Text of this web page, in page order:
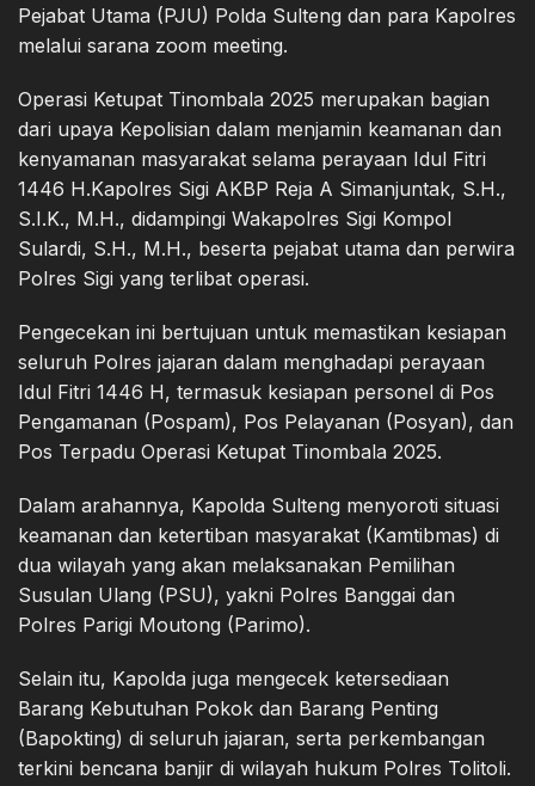
Pejabat Utama (PJU) Polda Sulteng dan para Kapolres
melalui sarana zoom meeting.
Operasi Ketupat Tinombala 2025 merupakan bagian
dari upaya Kepolisian dalam menjamin keamanan dan
kenyamanan masyarakat selama perayaan Idul Fitri
1446 H.Kapolres Sigi AKBP Reja A Simanjuntak, S.H.,
S.I.K., M.H., didampingi Wakapolres Sigi Kompol
Sulardi, S.H., M.H., beserta pejabat utama dan perwira
Polres Sigi yang terlibat operasi.
Pengecekan ini bertujuan untuk memastikan kesiapan
seluruh Polres jajaran dalam menghadapi perayaan
Idul Fitri 1446 H, termasuk kesiapan personel di Pos
Pengamanan (Pospam), Pos Pelayanan (Posyan), dan
Pos Terpadu Operasi Ketupat Tinombala 2025.
Dalam arahannya, Kapolda Sulteng menyoroti situasi
keamanan dan ketertiban masyarakat (Kamtibmas) di
dua wilayah yang akan melaksanakan Pemilihan
Susulan Ulang (PSU), yakni Polres Banggai dan
Polres Parigi Moutong (Parimo).
Selain itu, Kapolda juga mengecek ketersediaan
Barang Kebutuhan Pokok dan Barang Penting
(Bapokting) di seluruh jajaran, serta perkembangan
terkini bencana banjir di wilayah hukum Polres Tolitoli.